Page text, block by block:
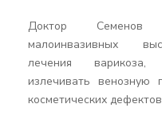
Доктор Семенов
малоинвазивных
лечения варикоза,
излечивать венозную
косметических